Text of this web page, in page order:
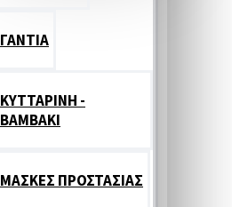
ΓΑΝΤΙΑ
ΚΥΤΤΑΡΙΝΗ -
ΒΑΜΒΑΚΙ
ΜΑΣΚΕΣ ΠΡΟΣΤΑΣΙΑΣ